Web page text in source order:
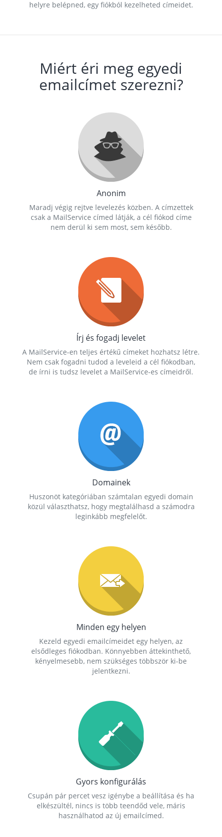
helyre belépned, egy fiókból kezelheted címeidet.
Miért éri meg egyedi
emailcímet szerezni?
Anonim
Maradj végig rejtve levelezés közben. A címzettek
csak a MailService címed látják, a cél fiókod címe
nem derül ki sem most, sem később.
Írj és fogadj levelet
A MailService-en teljes értékű címeket hozhatsz létre.
Nem csak fogadni tudod a leveleid a cél fiókodban,
de írni is tudsz levelet a MailService-es címeidről.
Domainek
Huszonöt kategóriában számtalan egyedi domain
közül választhatsz, hogy megtalálhasd a számodra
leginkább megfelelőt.
Minden egy helyen
Kezeld egyedi emailcímeidet egy helyen, az
elsődleges fiókodban. Könnyebben áttekinthető,
kényelmesebb, nem szükséges többször ki-be
jelentkezni.
Gyors konfigurálás
Csupán pár percet vesz igénybe a beállítása és ha
elkészültél, nincs is több teendőd vele, máris
használhatod az új emailcímed.